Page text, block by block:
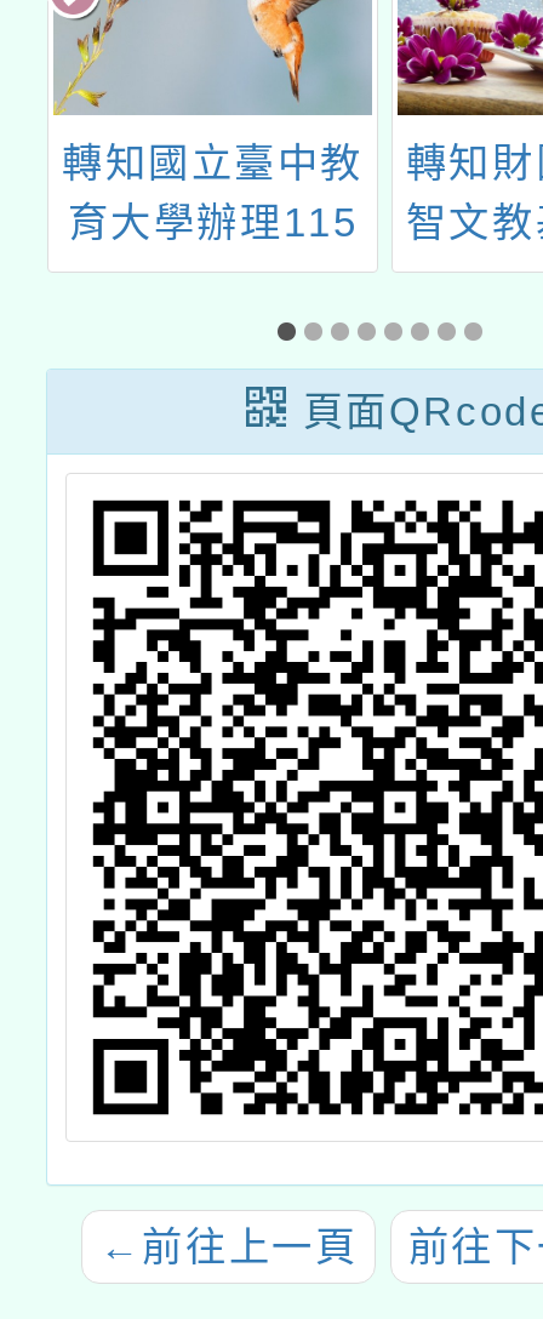
轉知財團法人福
智文教基金會檢
送「點亮桃園 點
亮海洋 從校園減
塑邁向淨零綠生
活」115學年度
實施計畫書
教育
法人
源研
理之
16屆
中小
賽」及
物多樣
子教
頁面
← 前往上一頁 前往